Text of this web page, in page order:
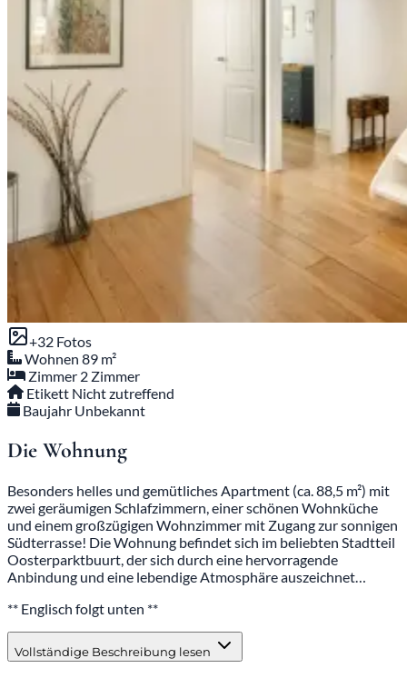
+32 Fotos
Wohnen 89 m²
Zimmer 2 Zimmer
Etikett Nicht zutreffend
Baujahr Unbekannt
Die Wohnung
Besonders helles und gemütliches Apartment (ca. 88,5 m²) mit
zwei geräumigen Schlafzimmern, einer schönen Wohnküche
und einem großzügigen Wohnzimmer mit Zugang zur sonnigen
Südterrasse! Die Wohnung befindet sich im beliebten Stadtteil
Oosterparktbuurt, der sich durch eine hervorragende
Anbindung und eine lebendige Atmosphäre auszeichnet…
** Englisch folgt unten **
Vollständige Beschreibung lesen